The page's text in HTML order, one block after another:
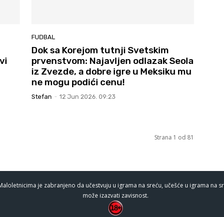
FUDBAL
Dok sa Korejom tutnji Svetskim
prvenstvom: Najavljen odlazak Seola
iz Zvezde, a dobre igre u Meksiku mu
ne mogu podići cenu!
Stefan - 12 Jun 2026. 09:23
Strana 1 od 81
je zabranjeno da učestvuju u igrama na sreću, učešće u igrama na
može izazvati zavisnost.